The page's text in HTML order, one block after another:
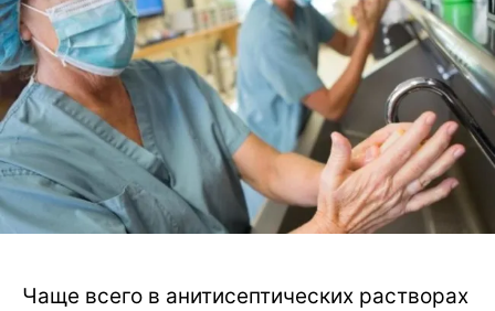
Чаще всего в анитисептических растворах